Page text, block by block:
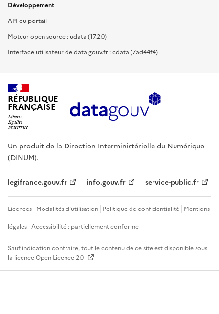
Développement
API du portail
Moteur open source : udata (17.2.0)
Interface utilisateur de data.gouv.fr : cdata (7ad44f4)
RÉPUBLIQUE
FRANÇAISE
Un produit de la Direction Interministérielle du Numérique
(DINUM).
legifrance.gouv.fr info.gouv.fr service-public.fr
Licences Modalités d'utilisation Politique de confidentialité Mentions
légales Accessibilité : partiellement conforme
Sauf indication contraire, tout le contenu de ce site est disponible sous
la licenceOpen Licence 2.0